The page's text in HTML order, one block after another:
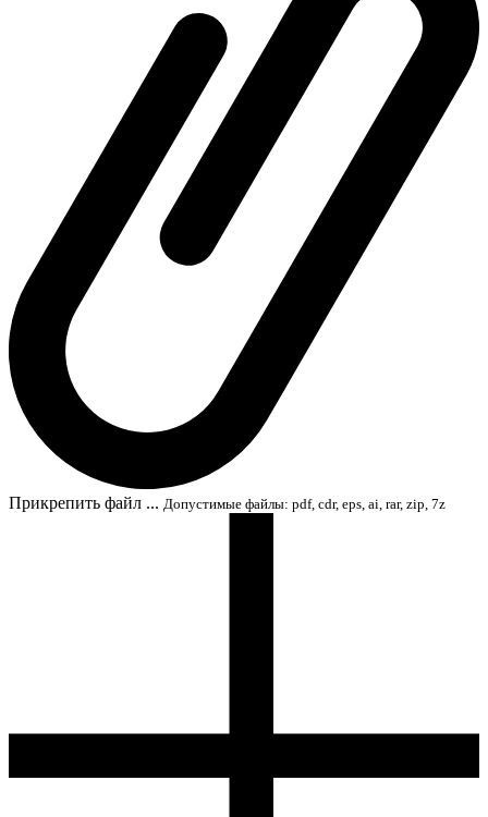
Прикрепить файл ... Допустимые файлы: pdf, cdr, eps, ai, rar, zip, 7z